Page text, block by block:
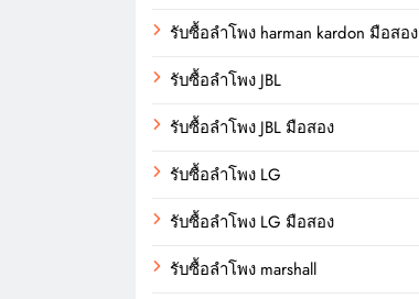
รับซื้อลำโพง harman kardon มือสอง
รับซื้อลำโพง JBL
รับซื้อลำโพง JBL มือสอง
รับซื้อลำโพง LG
รับซื้อลำโพง LG มือสอง
รับซื้อลำโพง marshall